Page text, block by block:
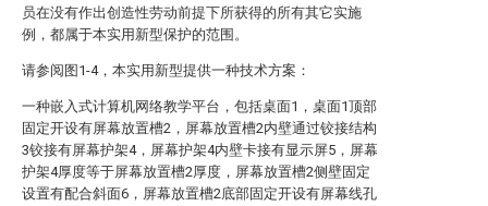
员在没有作出创造性劳动前提下所获得的所有其它实施
例，都属于本实用新型保护的范围。
请参阅图1-4，本实用新型提供一种技术方案：
一种嵌入式计算机网络教学平台，包括桌面1，桌面1顶部
固定开设有屏幕放置槽2，屏幕放置槽2内壁通过铰接结构
3铰接有屏幕护架4，屏幕护架4内壁卡接有显示屏5，屏幕
护架4厚度等于屏幕放置槽2厚度，屏幕放置槽2侧壁固定
设置有配合斜面6，屏幕放置槽2底部固定开设有屏幕线孔